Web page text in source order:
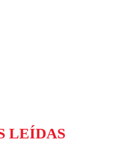
LEÍDAS